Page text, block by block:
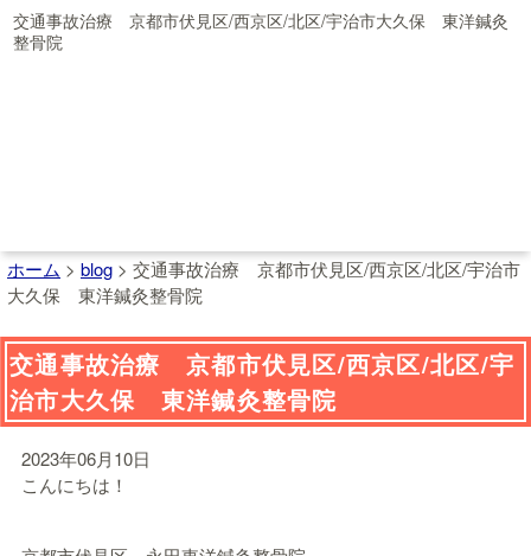
交通事故治療 京都市伏見区/西京区/北区/宇治市大久保 東洋鍼灸
整骨院
ホーム > blog > 交通事故治療 京都市伏見区/西京区/北区/宇治市
大久保 東洋鍼灸整骨院
交通事故治療 京都市伏見区/西京区/北区/宇
治市大久保 東洋鍼灸整骨院
2023年06月10日
こんにちは！